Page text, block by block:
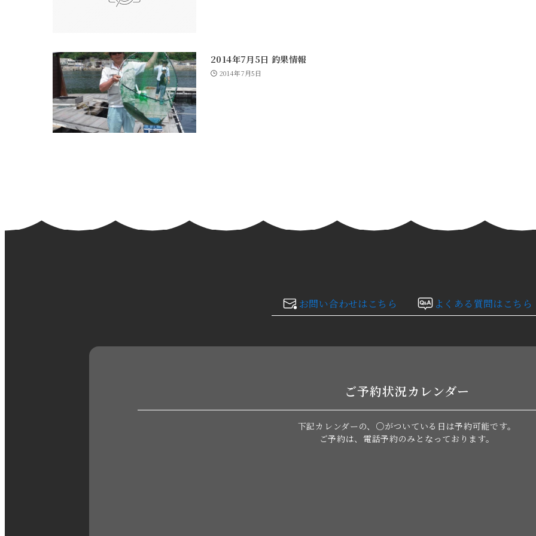
2014年7月5日 釣果情報
2014年7月5日
お問い合わせはこちら よくある質問はこちら
ご予約状況カレンダー
下記カレンダーの、○がついている日は予約可能です。
ご予約は、電話予約のみとなっております。